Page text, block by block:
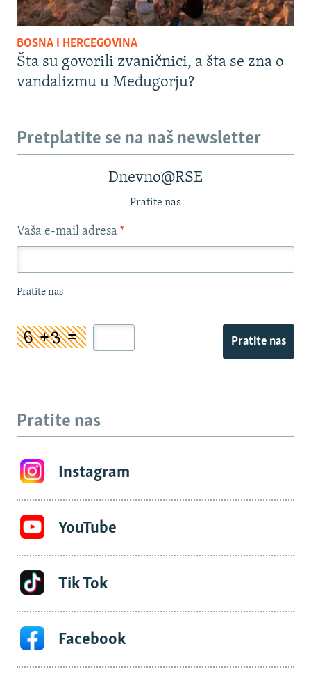
BOSNA I HERCEGOVINA
Šta su govorili zvaničnici, a šta se zna o
vandalizmu u Međugorju?
Pretplatite se na naš newsletter
Dnevno@RSE
Pratite nas
Vaša e-mail adresa *
Pratite nas
Pratite nas
Pratite nas
Instagram
YouTube
Tik Tok
Facebook